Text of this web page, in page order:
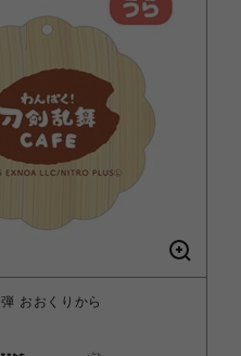
おおくりから